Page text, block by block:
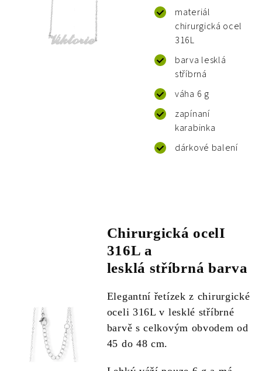
materiál
chirurgická ocel
316L
barva lesklá
stříbrná
váha 6 g
zapínaní
karabinka
dárkové balení
Chirurgická ocelI
316L a
lesklá stříbrná barva
Elegantní řetízek z chirurgické
oceli 316L v lesklé stříbrné
barvě s celkovým obvodem od
45 do 48 cm.